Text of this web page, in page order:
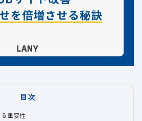
目次
重要性